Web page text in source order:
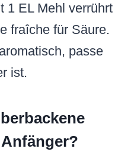
1 EL Mehl verrührt
fraîche für Säure.
passe
ist.